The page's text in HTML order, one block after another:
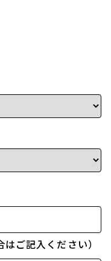
ご記入ください）